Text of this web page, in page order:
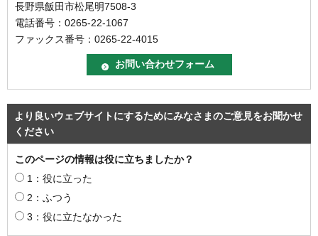
長野県飯田市松尾明7508-3
電話番号：0265-22-1067
ファックス番号：0265-22-4015
より良いウェブサイトにするためにみなさまのご意見をお聞かせ
ください
このページの情報は役に立ちましたか？
1：役に立った
2：ふつう
3：役に立たなかった